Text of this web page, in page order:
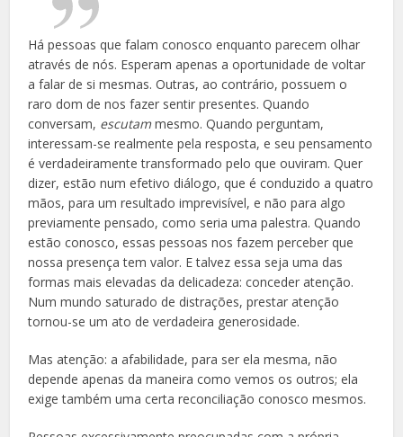
Há pessoas que falam conosco enquanto parecem olhar
através de nós. Esperam apenas a oportunidade de voltar
a falar de si mesmas. Outras, ao contrário, possuem o
raro dom de nos fazer sentir presentes. Quando
conversam, escutammesmo. Quando perguntam,
interessam-se realmente pela resposta, e seu pensamento
é verdadeiramente transformado pelo que ouviram. Quer
dizer, estão num efetivo diálogo, que é conduzido a quatro
mãos, para um resultado imprevisível, e não para algo
previamente pensado, como seria uma palestra. Quando
estão conosco, essas pessoas nos fazem perceber que
nossa presença tem valor. E talvez essa seja uma das
formas mais elevadas da delicadeza: conceder atenção.
Num mundo saturado de distrações, prestar atenção
tornou-se um ato de verdadeira generosidade.
Mas atenção: a afabilidade, para ser ela mesma, não
depende apenas da maneira como vemos os outros; ela
exige também uma certa reconciliação conosco mesmos.